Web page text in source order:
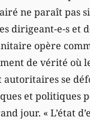
ne paraît pas
dirigeant-e-s et
opère
de vérité où
autoritaires se
et politiques
jour. « L’état